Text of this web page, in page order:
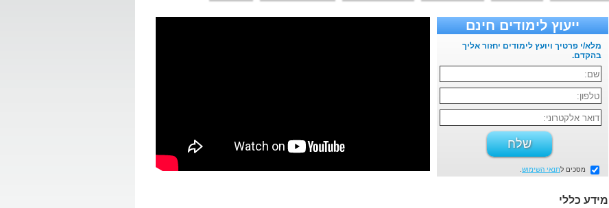
ייעוץ לימודים חינם
מלא/י פרטיך ויועץ לימודים יחזור אליך
בהקדם.
מסכים לתנאי השימוש
מידע כללי